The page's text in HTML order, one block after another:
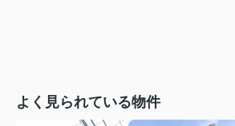
よく見られている物件